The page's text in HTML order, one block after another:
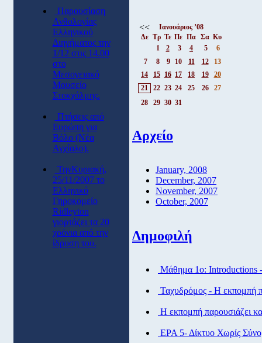
Παρουσίαση
Ανθολογίας
Ελληνικού
Διηγήματος την
1/12 στις 14.00
στο
Μεσογειακό
Μουσείο
Στοκχόλμης.
Πτήσεις από
Eυρώπη για
Βόλο (Νέα
Αγχίαλο).
ΤηνΚυριακή,
25/11/2007 το
Ελληνικό
Γηροκομείο
Ridleyton
γιορτάζει τα 20
χρόνια από την
ίδρυση του.
<<
Ιανουάριος ’08
Δε Τρ Τε Πε Πα Σα Κυ
1
2 3 4 5
6
7
8 9 10 11 12
13
14
15 16 17 18 19
20
21
22 23 24 25 26
27
28
29 30 31
Αρχείο
January, 2008
December, 2007
November, 2007
October, 2007
Δημοφιλή
Μάθημα 1ο: Introductions
Ταχυδρόμος - Η εκπομπή
Η εκπομπή παρουσιάζει
ΕΡΑ 5- Δίκτυο Χωρίς